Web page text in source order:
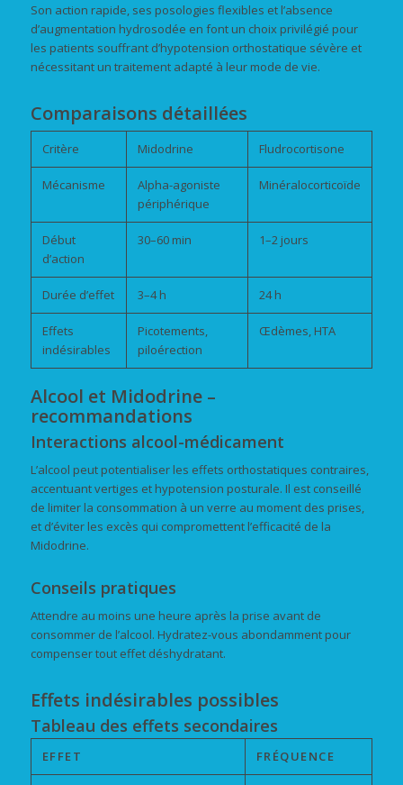
Son action rapide, ses posologies flexibles et l’absence
d’augmentation hydrosodée en font un choix privilégié pour
les patients souffrant d’hypotension orthostatique sévère et
nécessitant un traitement adapté à leur mode de vie.
Comparaisons détaillées
Critère Midodrine Fludrocortisone
Mécanisme
Alpha-agoniste
périphérique
Minéralocorticoïde
Début
d’action
30–60 min 1–2 jours
Durée d’effet 3–4 h 24 h
Effets
indésirables
Picotements,
piloérection
Œdèmes, HTA
Alcool et Midodrine –
recommandations
Interactions alcool-médicament
L’alcool peut potentialiser les effets orthostatiques contraires,
accentuant vertiges et hypotension posturale. Il est conseillé
de limiter la consommation à un verre au moment des prises,
et d’éviter les excès qui compromettent l’efficacité de la
Midodrine.
Conseils pratiques
Attendre au moins une heure après la prise avant de
consommer de l’alcool. Hydratez-vous abondamment pour
compenser tout effet déshydratant.
Effets indésirables possibles
Tableau des effets secondaires
EFFET FRÉQUENCE